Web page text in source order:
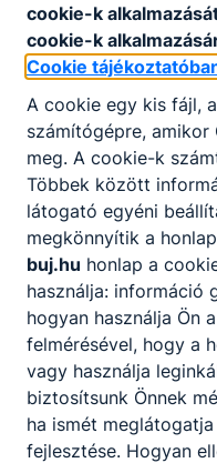
cookie-k
cookie-k
Cookie
A cookie egy kis fájl,
számítógépre,
meg. A cookie-k
Többek között
látogató egyéni
megkönnyítik a
buj.hu honlap a
használja: információ
hogyan használja Ön
felmérésével, hogy a
vagy használja
biztosítsunk Önnek
ha ismét
fejlesztése. Hogyan